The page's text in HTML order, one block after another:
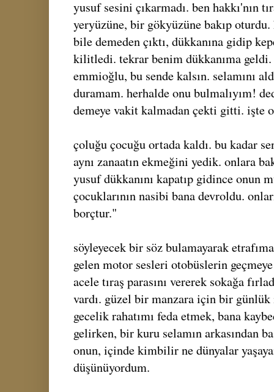
yusuf sesini çıkarmadı. ben hakkı'nın
yeryüzüne, bir gökyüzüne bakıp oturdu.
bile demeden çıktı, dükkanına gidip
kilitledi. tekrar benim dükkanıma geldi.
emmioğlu, bu sende kalsın. selamını
duramam. herhalde onu bulmalıyım!
demeye vakit kalmadan çekti gitti. işte
çoluğu çocuğu ortada kaldı. bu kadar
aynı zanaatın ekmeğini yedik. onlara
yusuf dükkanını kapatıp gidince onun
çocuklarının nasibi bana devroldu.
borçtur."
söyleyecek bir söz bulamayarak
gelen motor sesleri otobüslerin
acele tıraş parasını vererek sokağa
vardı. güzel bir manzara için bir
gecelik rahatımı feda etmek, bana
gelirken, bir kuru selamın arkasından
onun, içinde kimbilir ne dünyalar
düşünüyordum.